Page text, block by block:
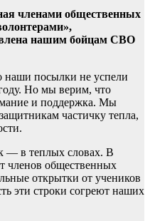
членами общественных
нашим бойцам СВО
посылки не успели
Но мы верим, что
и поддержка. Мы
частичку тепла,
— в теплых словах. В
членов общественных
открытки от учеников
эти строки согреют наших